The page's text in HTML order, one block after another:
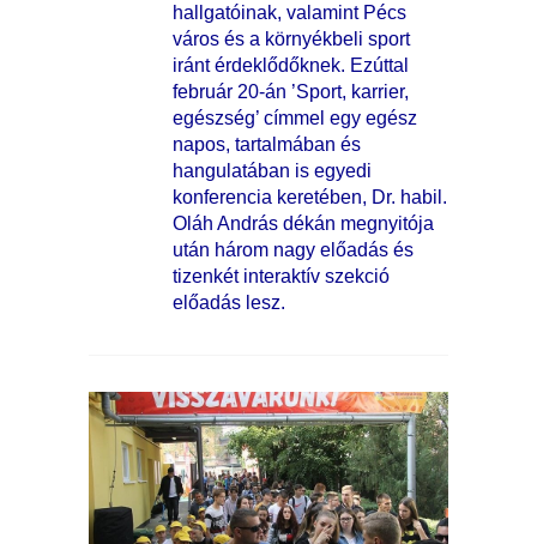
hallgatóinak, valamint Pécs
város és a környékbeli sport
iránt érdeklődőknek. Ezúttal
február 20-án ’Sport, karrier,
egészség’ címmel egy egész
napos, tartalmában és
hangulatában is egyedi
konferencia keretében, Dr. habil.
Oláh András dékán megnyitója
után három nagy előadás és
tizenkét interaktív szekció
előadás lesz.